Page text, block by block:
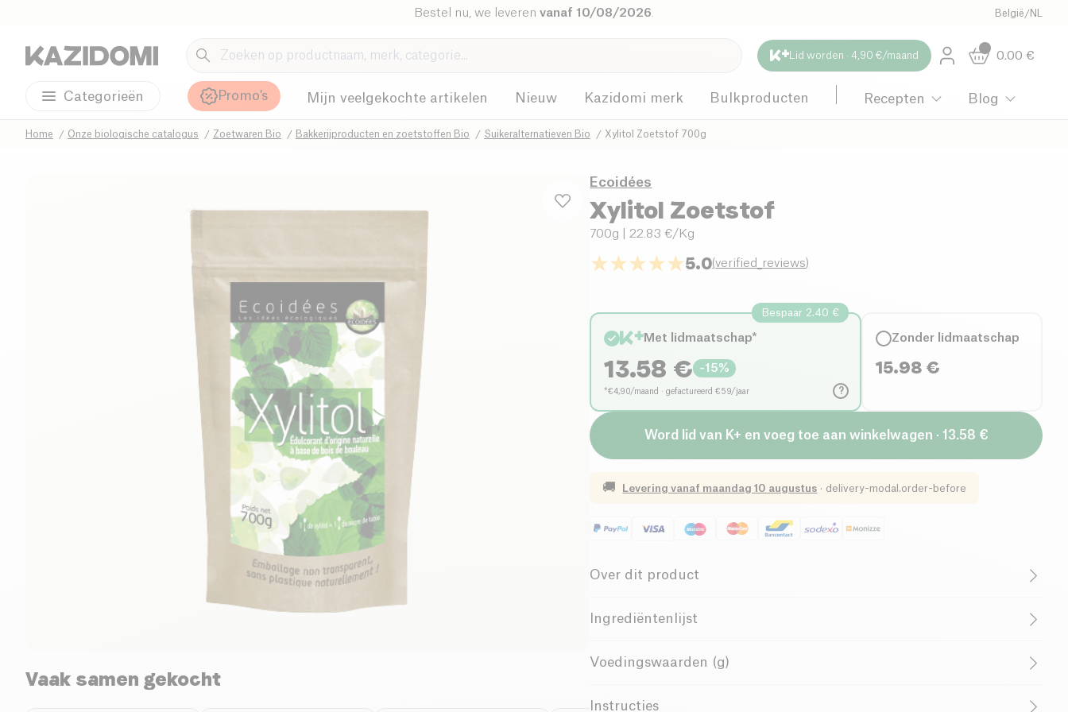
Bestel nu, we leveren vanaf 10/08/2026 België /NL
Lid worden · 4,90 €/maand 0.00 €
Categorieën Promo's Mijn veelgekochte artikelen Nieuw Kazidomi merk Bulkproducten Recepten Blog
Home Onze biologische catalogus Zoetwaren Bio Bakkerijproducten en zoetstoffen Bio Suikeralternatieven Bio Xylitol Zoetstof 700g
Vaak samen gekocht
Ecoidées
Xylitol Zoetstof
700g | 22.83 €/Kg
5.0(verified_reviews)
?
Bespaar 2.40 €
Met lidmaatschap*
13.58 € -15%
*€4,90/maand · gefactureerd €59/jaar
Zonder lidmaatschap
15.98 €
Word lid van K+ en voeg toe aan winkelwagen · 13.58 €
🚚 Levering vanaf maandag 10 augustus · delivery-modal.order-before
Over dit product
Laag zout
Ingrediëntenlijst
Voedingswaarden (g)
Waarde voor100g / 100ml
Instructies